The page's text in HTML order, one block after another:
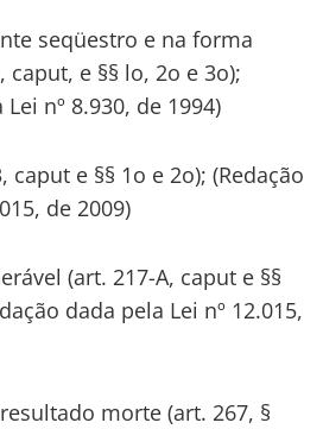
seqüestro e na forma
e §§ lo, 2o e 3o);
nº 8.930, de 1994)
caput e §§ 1o e 2o); (Redação
de 2009)
(art. 217-A, caput e §§
dada pela Lei nº 12.015,
morte (art. 267, §